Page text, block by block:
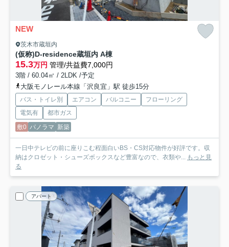
NEW
茨木市蔵垣内
(仮称)D-residence蔵垣内 A棟
15.3万円 管理/共益費7,000円
3階 / 60.04㎡ / 2LDK /予定
大阪モノレール本線「沢良宜」駅 徒歩15分
バス・トイレ別 エアコン バルコニー
フローリング
電気有
都市ガス
敷0 パノラマ 新築
一日中テレビの前に座りこむ程面白いBS・CS対応物件が好評です。収
納はクロゼット・シューズボックスなど豊富なので、衣類や... もっと見
る
アパート